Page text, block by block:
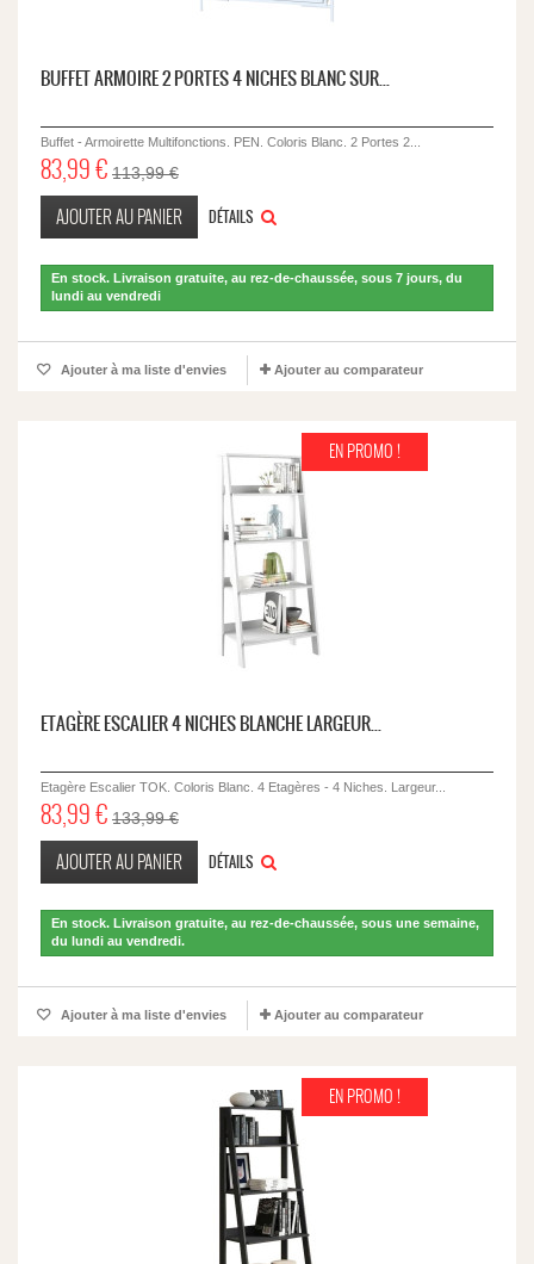
BUFFET ARMOIRE 2 PORTES 4 NICHES BLANC SUR...
Buffet - Armoirette Multifonctions. PEN. Coloris Blanc. 2 Portes 2...
83,99 € 113,99 €
AJOUTER AU PANIER DÉTAILS
En stock. Livraison gratuite, au rez-de-chaussée, sous 7 jours, du
lundi au vendredi
Ajouter à ma liste d'envies Ajouter au comparateur
EN PROMO !
ETAGÈRE ESCALIER 4 NICHES BLANCHE LARGEUR...
Etagère Escalier TOK. Coloris Blanc. 4 Etagères - 4 Niches. Largeur...
83,99 € 133,99 €
AJOUTER AU PANIER DÉTAILS
En stock. Livraison gratuite, au rez-de-chaussée, sous une semaine,
du lundi au vendredi.
Ajouter à ma liste d'envies Ajouter au comparateur
EN PROMO !